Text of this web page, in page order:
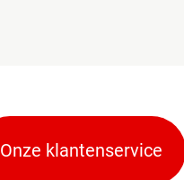
Onze klantenservice